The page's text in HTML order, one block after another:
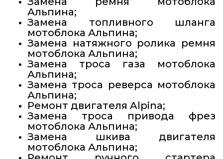
Альпина;
Замена топливного шланга
мотоблока Альпина;
Замена натяжного ролика ремня
мотоблока Альпина;
Замена троса газа мотоблока
Альпина;
Замена троса реверса мотоблока
Альпина;
Ремонт двигателя Alpina;
Замена троса привода фрез
мотоблока Альпина;
Замена шкива двигателя
мотоблока Альпина;